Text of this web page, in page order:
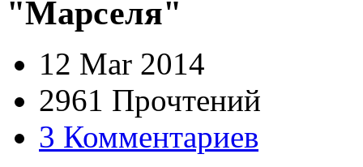
"Марселя"
12 Mar 2014
2961 Прочтений
3 Комментариев